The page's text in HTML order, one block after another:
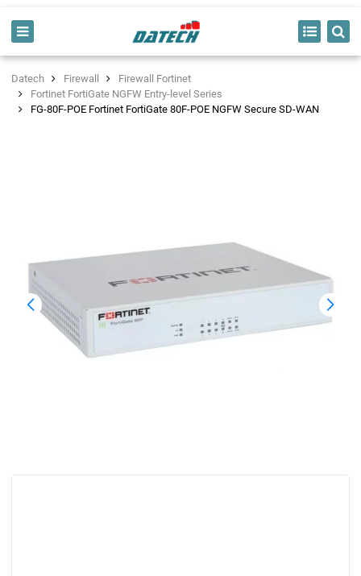
Datech Firewall
Firewall Fortinet
Fortinet FortiGate NGFW Entry-level Series
FG-80F-POE Fortinet FortiGate 80F-POE NGFW Secure SD-WAN